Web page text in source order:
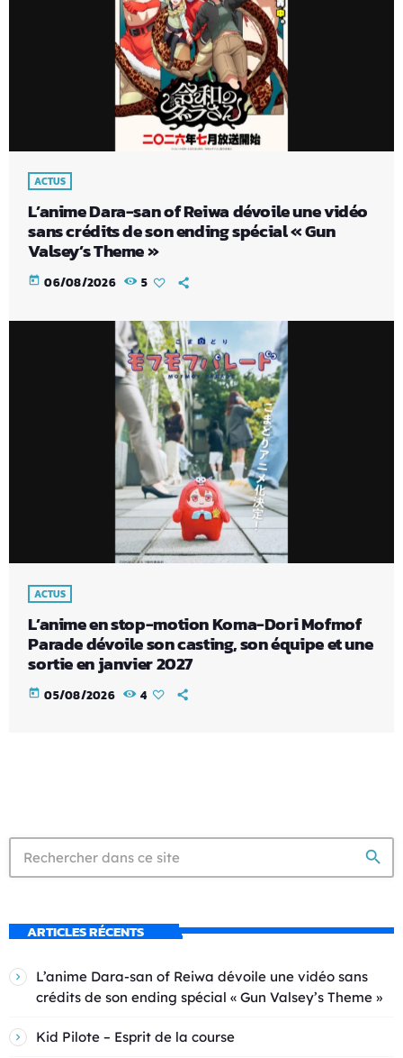
ACTUS
L’anime Dara-san of Reiwa dévoile une vidéo
sans crédits de son ending spécial « Gun
Valsey’s Theme »
today 06/08/2026 5
ACTUS
L’anime en stop-motion Koma-Dori Mofmof
Parade dévoile son casting, son équipe et une
sortie en janvier 2027
today 05/08/2026 4
search
ARTICLES RÉCENTS
L’anime Dara-san of Reiwa dévoile une vidéo sans
crédits de son ending spécial « Gun Valsey’s Theme »
Kid Pilote – Esprit de la course